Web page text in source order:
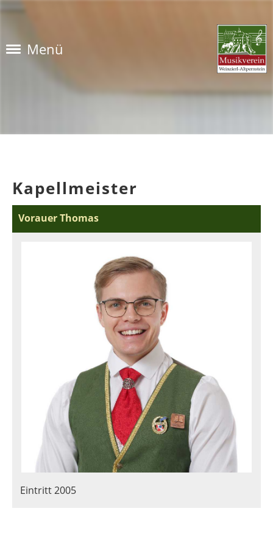
Menü
Kapellmeister
Vorauer Thomas
Eintritt 2005